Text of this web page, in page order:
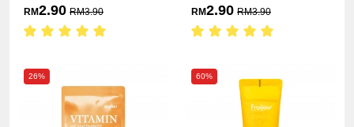
RM2.90 RM3.90 RM2.90 RM3.90
26% 60%